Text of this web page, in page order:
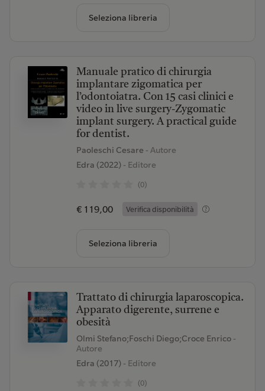
Seleziona libreria
Manuale pratico di chirurgia
implantare zigomatica per
l’odontoiatra. Con 15 casi clinici e
video in live surgery-Zygomatic
implant surgery. A practical guide
for dentist.
Paoleschi Cesare - Autore
Edra (2022)- Editore
(0)
€ 119,00 Verifica disponibilità
Seleziona libreria
Trattato di chirurgia laparoscopica.
Apparato digerente, surrene e
obesità
Olmi Stefano;Foschi Diego;Croce Enrico -
Autore
Edra (2017)- Editore
(0)